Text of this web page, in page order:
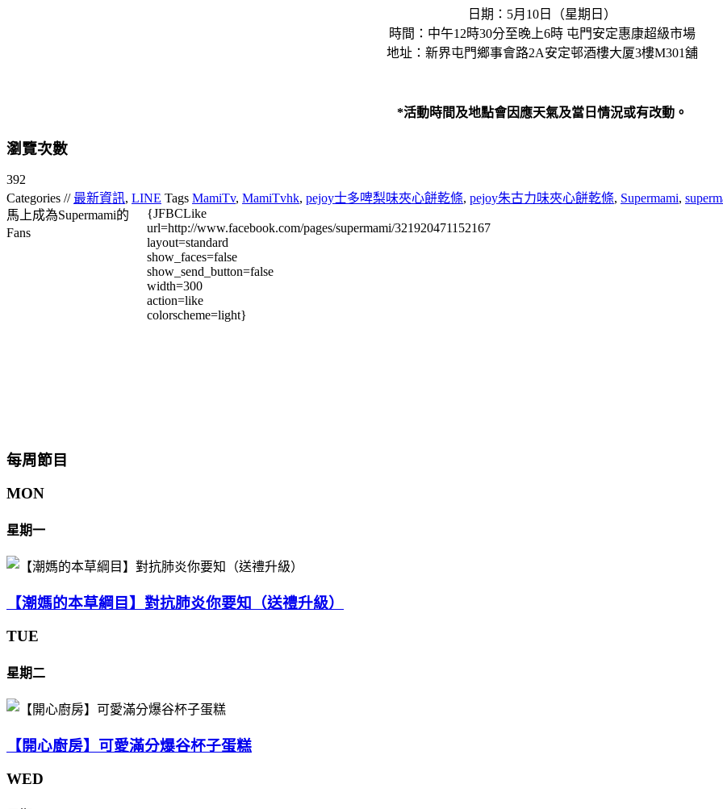
日期：5月10日（星期日）
時間：中午12時30分至晚上6時 屯門安定惠康超級市場
地址：新界屯門鄉事會路2A安定邨酒樓大厦3樓M301舖
*活動時間及地點會因應天氣及當日情況或有改動。
瀏覽次數
392
Categories // 最新資訊, LINE Tags MamiTv, MamiTvhk, pejoy士多啤梨味夾心餅乾條, pejoy朱古力味夾心餅乾條, Supermami,
馬上成為Supermami的
Fans
{JFBCLike
url=http://www.facebook.com/pages/supermami/321920471152167
layout=standard
show_faces=false
show_send_button=false
width=300
action=like
colorscheme=light}
每周節目
MON
星期一
【潮媽的本草綱目】對抗肺炎你要知（送禮升級）
TUE
星期二
【開心廚房】可愛滿分爆谷杯子蛋糕
WED